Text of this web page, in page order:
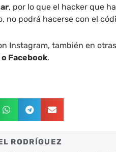
, por lo que el hacker que
no podrá hacerse con el
Instagram, también en
Facebook.
RODRÍGUEZ